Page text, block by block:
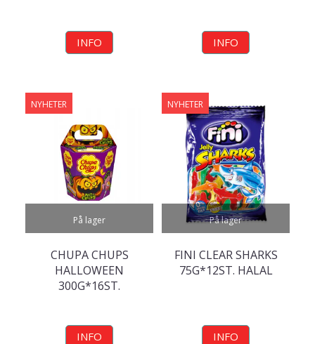
INFO INFO
På lager
NYHETER
CHUPA CHUPS
HALLOWEEN
300G*16ST.
INFO
På lager
NYHETER
FINI CLEAR SHARKS
75G*12ST. HALAL
INFO